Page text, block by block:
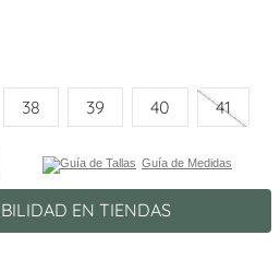
38 39 40 41
Guía de Medidas
EN TIENDAS